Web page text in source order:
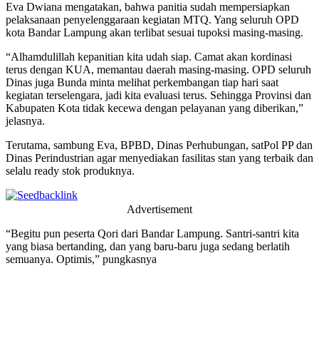
Eva Dwiana mengatakan, bahwa panitia sudah mempersiapkan
pelaksanaan penyelenggaraan kegiatan MTQ. Yang seluruh OPD
kota Bandar Lampung akan terlibat sesuai tupoksi masing-masing.
“Alhamdulillah kepanitian kita udah siap. Camat akan kordinasi
terus dengan KUA, memantau daerah masing-masing. OPD seluruh
Dinas juga Bunda minta melihat perkembangan tiap hari saat
kegiatan terselengara, jadi kita evaluasi terus. Sehingga Provinsi dan
Kabupaten Kota tidak kecewa dengan pelayanan yang diberikan,”
jelasnya.
Terutama, sambung Eva, BPBD, Dinas Perhubungan, satPol PP dan
Dinas Perindustrian agar menyediakan fasilitas stan yang terbaik dan
selalu ready stok produknya.
Advertisement
“Begitu pun peserta Qori dari Bandar Lampung. Santri-santri kita
yang biasa bertanding, dan yang baru-baru juga sedang berlatih
semuanya. Optimis,” pungkasnya